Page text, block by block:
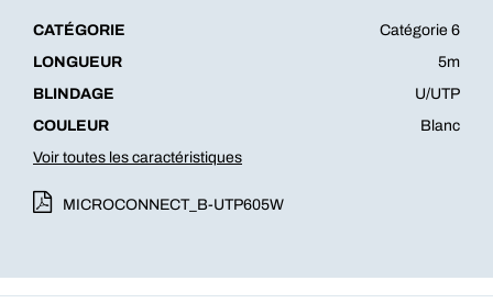
CATÉGORIE
Catégorie 6
LONGUEUR
5m
BLINDAGE
U/UTP
COULEUR
Blanc
Voir toutes les caractéristiques
MICROCONNECT_B-UTP605W